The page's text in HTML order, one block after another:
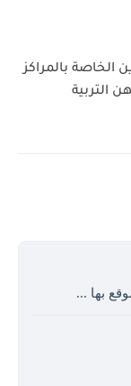
الخاصة بالمراكز
التربية
بها ...